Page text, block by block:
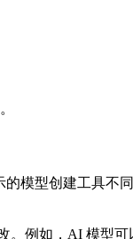
模型创建工具不
例如，AI 模型